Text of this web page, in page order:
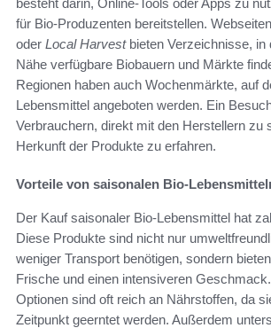
für Bio-Produzenten bereitstellen.
oder Local Harvestbieten Verzeichnisse, in
Nähe verfügbare Biobauern und Märkte
Regionen haben auch Wochenmärkte, auf
Lebensmittel angeboten werden. Ein
Verbrauchern, direkt mit den Herstellern zu
Herkunft der Produkte zu erfahren.
Vorteile von saisonalen Bio-
Der Kauf saisonaler Bio-Lebensmittel hat
Diese Produkte sind nicht nur
weniger Transport benötigen, sondern
Frische und einen intensiveren
Optionen sind oft reich an Nährstoffen, da
Zeitpunkt geerntet werden. Außerdem